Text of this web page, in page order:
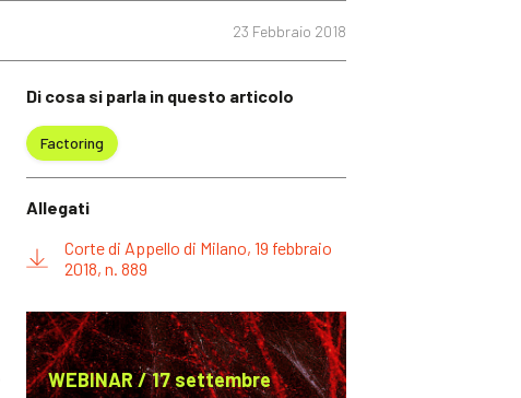
23 Febbraio 2018
Di cosa si parla in questo articolo
Factoring
Allegati
Corte di Appello di Milano, 19 febbraio
2018, n. 889
WEBINAR / 17 settembre